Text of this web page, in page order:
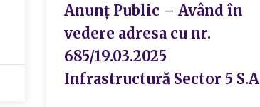
Anunț Public – Având în
vedere adresa cu nr.
685/19.03.2025
Infrastructură Sector 5 S.A